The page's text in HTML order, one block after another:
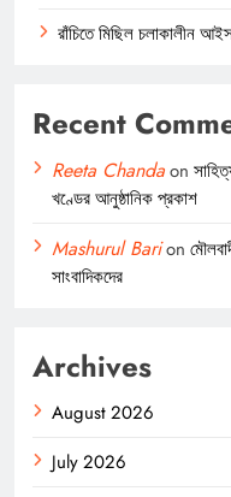
রাঁচিতে মিছিল চলাকালীন
Recent
Reeta Chandaon
খণ্ডের আনুষ্ঠানিক প্রকাশ
Mashurul Barion
সাংবাদিকদের
Archives
August 2026
July 2026